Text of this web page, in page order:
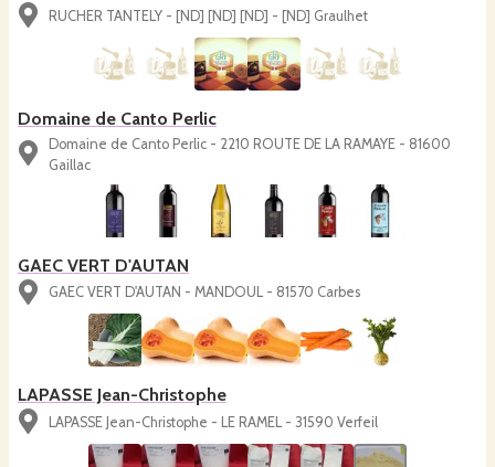
RUCHER TANTELY - [ND] [ND] [ND] - [ND] Graulhet
Domaine de Canto Perlic
Domaine de Canto Perlic - 2210 ROUTE DE LA RAMAYE - 81600
Gaillac
GAEC VERT D'AUTAN
GAEC VERT D'AUTAN - MANDOUL - 81570 Carbes
LAPASSE Jean-Christophe
LAPASSE Jean-Christophe - LE RAMEL - 31590 Verfeil